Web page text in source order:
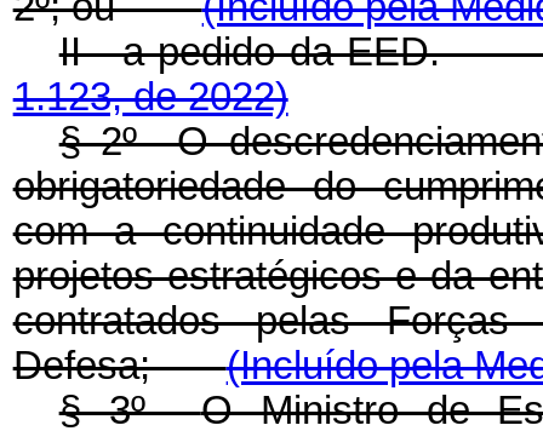
II - a pedido da
1.123, de 2022)
§ 2º O
obrigatoriedade do
com a continuidade
projetos estratégicos e da
contratados pelas
Defesa;(Incluído pela
§ 3ºO Ministro de